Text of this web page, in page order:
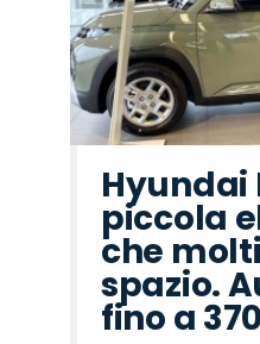
Hyundai
piccola
che
spazio.
fino a